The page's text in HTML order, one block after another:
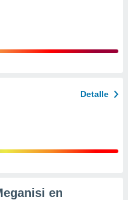
Detalle
en